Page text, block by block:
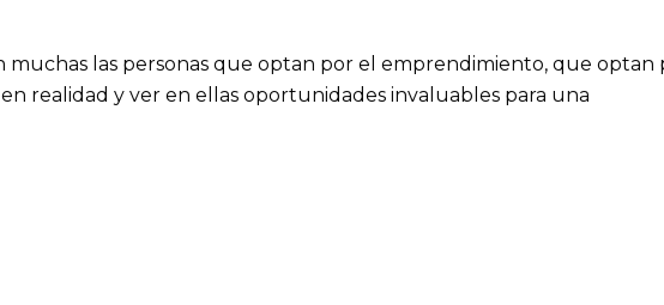
muchas las personas que optan por el emprendimiento, que optan
realidad y ver en ellas oportunidades invaluables para una